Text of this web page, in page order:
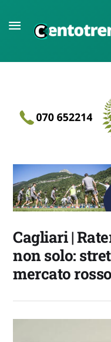
Cagliari |
non solo:
mercato